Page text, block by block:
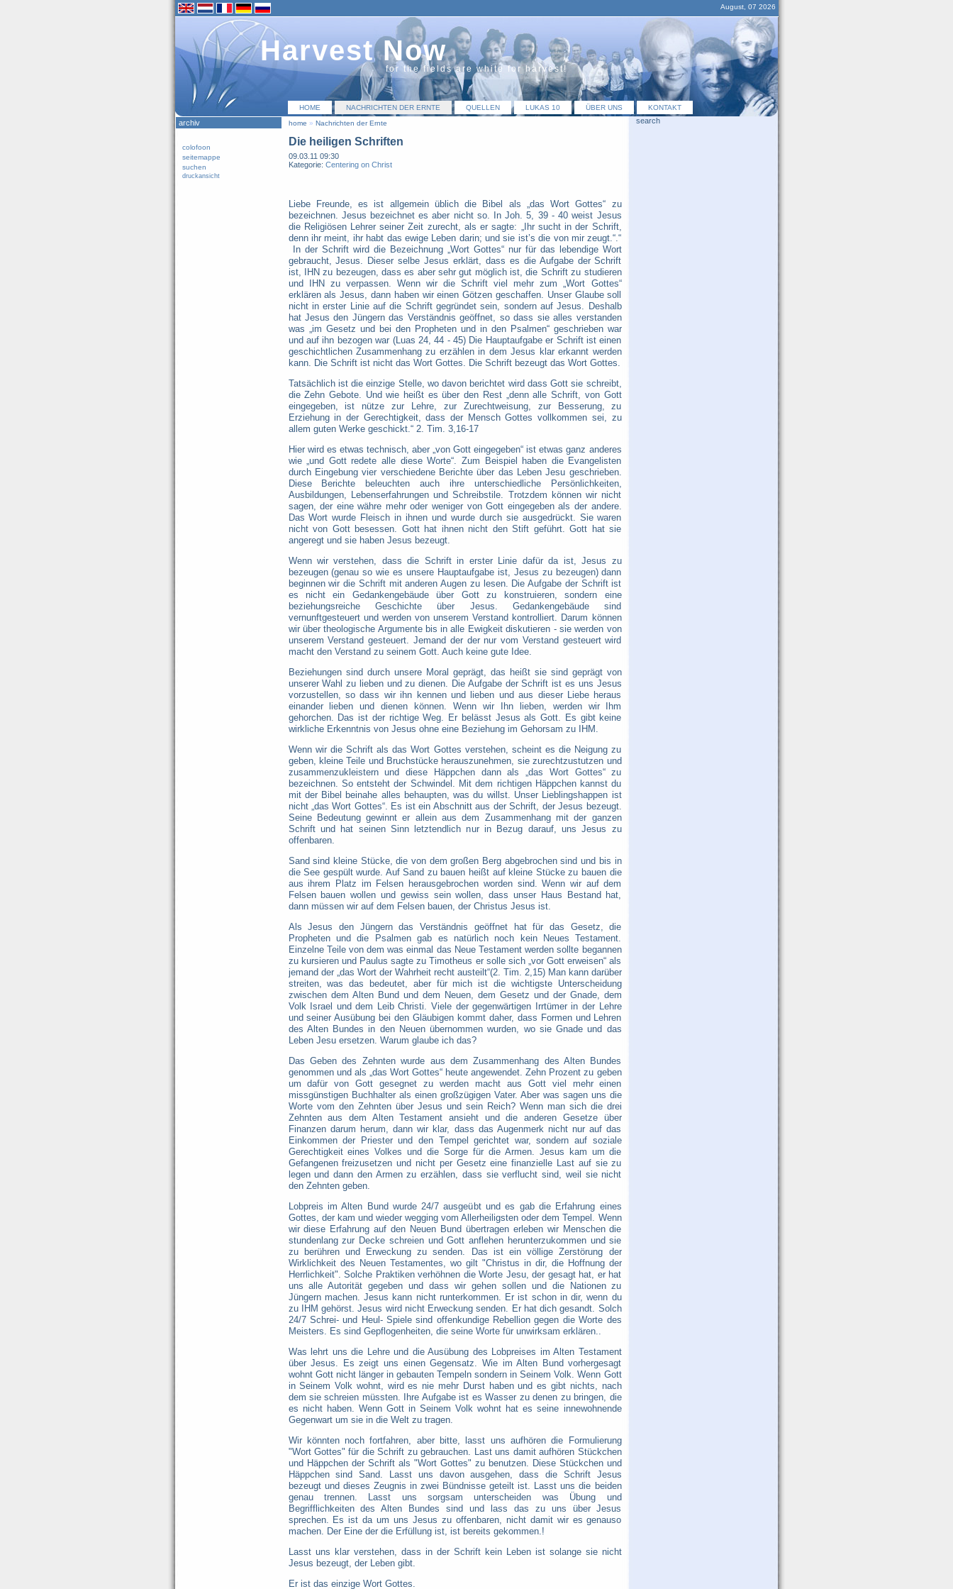
August, 07 2026
Harvest Now
for the fields are white for harvest!
HOME NACHRICHTEN DER ERNTE QUELLEN LUKAS 10 ÜBER UNS
KONTAKT
home » Nachrichten der Ernte
Die heiligen Schriften
09.03.11 09:30
Kategorie: Centering on Christ
Liebe Freunde, es ist allgemein üblich die Bibel als „das Wort Gottes“ zu
bezeichnen. Jesus bezeichnet es aber nicht so. In Joh. 5, 39 - 40 weist Jesus
die Religiösen Lehrer seiner Zeit zurecht, als er sagte: „Ihr sucht in der Schrift,
denn ihr meint, ihr habt das ewige Leben darin; und sie ist’s die von mir zeugt.“.“
In der Schrift wird die Bezeichnung „Wort Gottes“ nur für das lebendige Wort
gebraucht, Jesus. Dieser selbe Jesus erklärt, dass es die Aufgabe der Schrift
ist, IHN zu bezeugen, dass es aber sehr gut möglich ist, die Schrift zu studieren
und IHN zu verpassen. Wenn wir die Schrift viel mehr zum „Wort Gottes“
erklären als Jesus, dann haben wir einen Götzen geschaffen. Unser Glaube soll
nicht in erster Linie auf die Schrift gegründet sein, sondern auf Jesus. Deshalb
hat Jesus den Jüngern das Verständnis geöffnet, so dass sie alles verstanden
was „im Gesetz und bei den Propheten und in den Psalmen“ geschrieben war
und auf ihn bezogen war (Luas 24, 44 - 45) Die Hauptaufgabe er Schrift ist einen
geschichtlichen Zusammenhang zu erzählen in dem Jesus klar erkannt werden
kann. Die Schrift ist nicht das Wort Gottes. Die Schrift bezeugt das Wort Gottes.
Tatsächlich ist die einzige Stelle, wo davon berichtet wird dass Gott sie schreibt,
die Zehn Gebote. Und wie heißt es über den Rest „denn alle Schrift, von Gott
eingegeben, ist nütze zur Lehre, zur Zurechtweisung, zur Besserung, zu
Erziehung in der Gerechtigkeit, dass der Mensch Gottes vollkommen sei, zu
allem guten Werke geschickt.“ 2. Tim. 3,16-17
Hier wird es etwas technisch, aber „von Gott eingegeben“ ist etwas ganz anderes
wie „und Gott redete alle diese Worte“. Zum Beispiel haben die Evangelisten
durch Eingebung vier verschiedene Berichte über das Leben Jesu geschrieben.
Diese Berichte beleuchten auch ihre unterschiedliche Persönlichkeiten,
Ausbildungen, Lebenserfahrungen und Schreibstile. Trotzdem können wir nicht
sagen, der eine währe mehr oder weniger von Gott eingegeben als der andere.
Das Wort wurde Fleisch in ihnen und wurde durch sie ausgedrückt. Sie waren
nicht von Gott besessen. Gott hat ihnen nicht den Stift geführt. Gott hat sie
angeregt und sie haben Jesus bezeugt.
Wenn wir verstehen, dass die Schrift in erster Linie dafür da ist, Jesus zu
bezeugen (genau so wie es unsere Hauptaufgabe ist, Jesus zu bezeugen) dann
beginnen wir die Schrift mit anderen Augen zu lesen. Die Aufgabe der Schrift ist
es nicht ein Gedankengebäude über Gott zu konstruieren, sondern eine
beziehungsreiche Geschichte über Jesus. Gedankengebäude sind
vernunftgesteuert und werden von unserem Verstand kontrolliert. Darum können
wir über theologische Argumente bis in alle Ewigkeit diskutieren - sie werden von
unserem Verstand gesteuert. Jemand der der nur vom Verstand gesteuert wird
macht den Verstand zu seinem Gott. Auch keine gute Idee.
Beziehungen sind durch unsere Moral geprägt, das heißt sie sind geprägt von
unserer Wahl zu lieben und zu dienen. Die Aufgabe der Schrift ist es uns Jesus
vorzustellen, so dass wir ihn kennen und lieben und aus dieser Liebe heraus
einander lieben und dienen können. Wenn wir Ihn lieben, werden wir Ihm
gehorchen. Das ist der richtige Weg. Er belässt Jesus als Gott. Es gibt keine
wirkliche Erkenntnis von Jesus ohne eine Beziehung im Gehorsam zu IHM.
Wenn wir die Schrift als das Wort Gottes verstehen, scheint es die Neigung zu
geben, kleine Teile und Bruchstücke herauszunehmen, sie zurechtzustutzen und
zusammenzukleistern und diese Häppchen dann als „das Wort Gottes“ zu
bezeichnen. So entsteht der Schwindel. Mit dem richtigen Häppchen kannst du
mit der Bibel beinahe alles behaupten, was du willst. Unser Lieblingshappen ist
nicht „das Wort Gottes“. Es ist ein Abschnitt aus der Schrift, der Jesus bezeugt.
Seine Bedeutung gewinnt er allein aus dem Zusammenhang mit der ganzen
Schrift und hat seinen Sinn letztendlich nur in Bezug darauf, uns Jesus zu
offenbaren.
Sand sind kleine Stücke, die von dem großen Berg abgebrochen sind und bis in
die See gespült wurde. Auf Sand zu bauen heißt auf kleine Stücke zu bauen die
aus ihrem Platz im Felsen herausgebrochen worden sind. Wenn wir auf dem
Felsen bauen wollen und gewiss sein wollen, dass unser Haus Bestand hat,
dann müssen wir auf dem Felsen bauen, der Christus Jesus ist.
Als Jesus den Jüngern das Verständnis geöffnet hat für das Gesetz, die
Propheten und die Psalmen gab es natürlich noch kein Neues Testament.
Einzelne Teile von dem was einmal das Neue Testament werden sollte begannen
zu kursieren und Paulus sagte zu Timotheus er solle sich „vor Gott erweisen“ als
jemand der „das Wort der Wahrheit recht austeilt“(2. Tim. 2,15) Man kann darüber
streiten, was das bedeutet, aber für mich ist die wichtigste Unterscheidung
zwischen dem Alten Bund und dem Neuen, dem Gesetz und der Gnade, dem
Volk Israel und dem Leib Christi. Viele der gegenwärtigen Irrtümer in der Lehre
und seiner Ausübung bei den Gläubigen kommt daher, dass Formen und Lehren
des Alten Bundes in den Neuen übernommen wurden, wo sie Gnade und das
Leben Jesu ersetzen. Warum glaube ich das?
Das Geben des Zehnten wurde aus dem Zusammenhang des Alten Bundes
genommen und als „das Wort Gottes“ heute angewendet. Zehn Prozent zu geben
um dafür von Gott gesegnet zu werden macht aus Gott viel mehr einen
missgünstigen Buchhalter als einen großzügigen Vater. Aber was sagen uns die
Worte vom den Zehnten über Jesus und sein Reich? Wenn man sich die drei
Zehnten aus dem Alten Testament ansieht und die anderen Gesetze über
Finanzen darum herum, dann wir klar, dass das Augenmerk nicht nur auf das
Einkommen der Priester und den Tempel gerichtet war, sondern auf soziale
Gerechtigkeit eines Volkes und die Sorge für die Armen. Jesus kam um die
Gefangenen freizusetzen und nicht per Gesetz eine finanzielle Last auf sie zu
legen und dann den Armen zu erzählen, dass sie verflucht sind, weil sie nicht
den Zehnten geben.
Lobpreis im Alten Bund wurde 24/7 ausgeübt und es gab die Erfahrung eines
Gottes, der kam und wieder wegging vom Allerheiligsten oder dem Tempel. Wenn
wir diese Erfahrung auf den Neuen Bund übertragen erleben wir Menschen die
stundenlang zur Decke schreien und Gott anflehen herunterzukommen und sie
zu berühren und Erweckung zu senden. Das ist ein völlige Zerstörung der
Wirklichkeit des Neuen Testamentes, wo gilt "Christus in dir, die Hoffnung der
Herrlichkeit". Solche Praktiken verhöhnen die Worte Jesu, der gesagt hat, er hat
uns alle Autorität gegeben und dass wir gehen sollen und die Nationen zu
Jüngern machen. Jesus kann nicht runterkommen. Er ist schon in dir, wenn du
zu IHM gehörst. Jesus wird nicht Erweckung senden. Er hat dich gesandt. Solch
24/7 Schrei- und Heul- Spiele sind offenkundige Rebellion gegen die Worte des
Meisters. Es sind Gepflogenheiten, die seine Worte für unwirksam erklären..
Was lehrt uns die Lehre und die Ausübung des Lobpreises im Alten Testament
über Jesus. Es zeigt uns einen Gegensatz. Wie im Alten Bund vorhergesagt
wohnt Gott nicht länger in gebauten Tempeln sondern in Seinem Volk. Wenn Gott
in Seinem Volk wohnt, wird es nie mehr Durst haben und es gibt nichts, nach
dem sie schreien müssten. Ihre Aufgabe ist es Wasser zu denen zu bringen, die
es nicht haben. Wenn Gott in Seinem Volk wohnt hat es seine innewohnende
Gegenwart um sie in die Welt zu tragen.
Wir könnten noch fortfahren, aber bitte, lasst uns aufhören die Formulierung
"Wort Gottes" für die Schrift zu gebrauchen. Last uns damit aufhören Stückchen
und Häppchen der Schrift als "Wort Gottes" zu benutzen. Diese Stückchen und
Häppchen sind Sand. Lasst uns davon ausgehen, dass die Schrift Jesus
bezeugt und dieses Zeugnis in zwei Bündnisse geteilt ist. Lasst uns die beiden
genau trennen. Lasst uns sorgsam unterscheiden was Übung und
Begrifflichkeiten des Alten Bundes sind und lass das zu uns über Jesus
sprechen. Es ist da um uns Jesus zu offenbaren, nicht damit wir es genauso
machen. Der Eine der die Erfüllung ist, ist bereits gekommen.!
Lasst uns klar verstehen, dass in der Schrift kein Leben ist solange sie nicht
Jesus bezeugt, der Leben gibt.
Er ist das einzige Wort Gottes.
archiv
colofoon
seitemappe
suchen
druckansicht
search